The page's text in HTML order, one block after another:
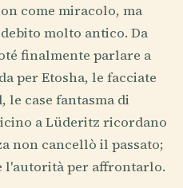
come miracolo, ma
molto antico. Da
finalmente parlare a
per Etosha, le facciate
le case fantasma di
a Lüderitz ricordano
non cancellò il passato;
l'autorità per affrontarlo.